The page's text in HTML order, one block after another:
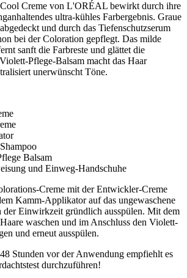
Creme von L'ORÉAL bewirkt durch ihre
ultra-kühles Farbergebnis. Graue
und durch das Tiefenschutzserum
bei der Coloration gepflegt. Das milde
sanft die Farbreste und glättet die
Pflege-Balsam macht das Haar
unerwünscht Töne.
Balsam
und Einweg-Handschuhe
Creme mit der Entwickler-Creme
Kamm-Applikator auf das ungewaschene
der Einwirkzeit gründlich ausspülen. Mit dem
waschen und im Anschluss den Violett-
und erneut ausspülen.
48 Stunden vor der Anwendung empfiehlt es
durchzuführen!